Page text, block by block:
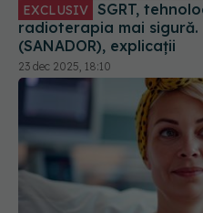
EXCLUSIV
radioterapia mai sigură.
(SANADOR), explicații
23 dec 2025, 18:10